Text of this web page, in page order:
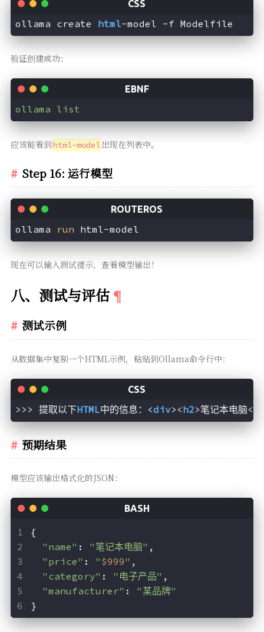
ollama create html-model -f Modelfile
验证创建成功：
ollama list
应该能看到html-model出现在列表中。
Step 16: 运行模型
ollama run html-model
现在可以输入测试提示，查看模型输出！
八、测试与评估
测试示例
从数据集中复制一个HTML示例，粘贴到Ollama命令行中：
>>> 提取以下HTML中的信息：<div><h2>笔记本电脑</
预期结果
模型应该输出格式化的JSON：
{
"name" : "笔记本电脑" ,
"price" : " $999" ,
"category" : "电子产品" ,
"manufacturer" : "某品牌"
}